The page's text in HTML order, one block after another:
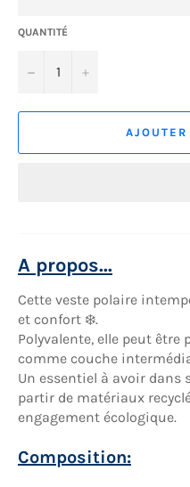
QUANTITÉ
− +
A propos...
Cette veste polaire
et confort ❄️.
Polyvalente, elle peut être
comme couche
Un essentiel à avoir dans
partir de matériaux
engagement écologique.
Composition: